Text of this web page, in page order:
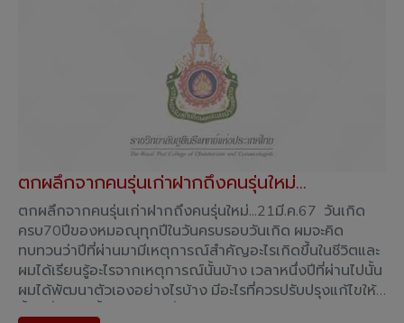
ตกผลึกจากคนรุ่นเก่าฝากถึงคนรุ่นใหม่...
ตกผลึกจากคนรุ่นเก่าฝากถึงคนรุ่นใหม่...21มี.ค.67 วันเกิด
ครบ70ปีของหมอณุทุกปีในวันครบรอบวันเกิด ผมจะคิด
ทบทวนว่าปีที่ผ่านมามีเหตุการณ์สำคัญอะไรเกิดขึ้นในชีวิตและ
ผมได้เรียนรู้อะไรจากเหตุการณ์นั้นบ้าง เวลาหนึ่งปีที่ผ่านไปนั้น
ผมได้พัฒนาตัวเองอย่างไรบ้าง มีอะไรที่ควรปรับปรุงแก้ไขให้ดี